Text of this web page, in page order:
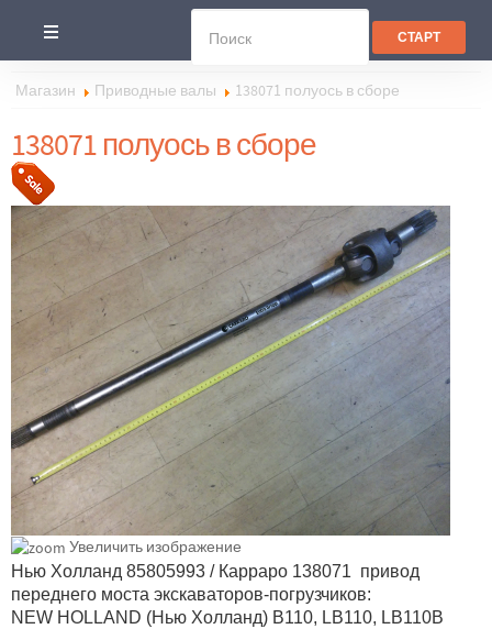
Магазин Приводные валы 138071 полуось в сборе
138071 полуось в сборе
Увеличить изображение
Нью Холланд 85805993 / Карраро 138071 привод
переднего моста экскаваторов-погрузчиков:
NEW HOLLAND (Нью Холланд) B110, LB110, LB110B